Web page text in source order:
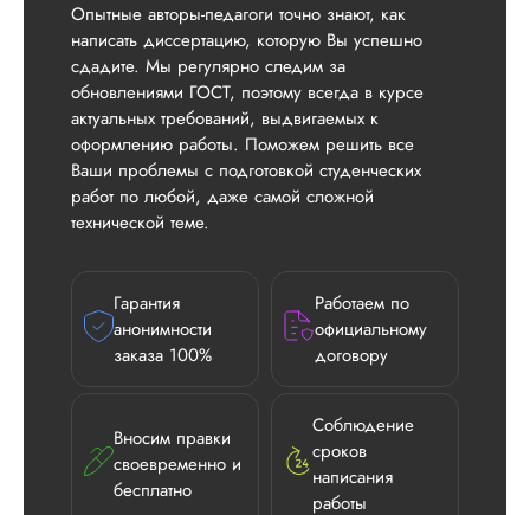
Опытные авторы-педагоги точно знают, как
написать диссертацию, которую Вы успешно
сдадите. Мы регулярно следим за
обновлениями ГОСТ, поэтому всегда в курсе
актуальных требований, выдвигаемых к
оформлению работы. Поможем решить все
Ваши проблемы с подготовкой студенческих
работ по любой, даже самой сложной
технической теме.
Гарантия
анонимности
заказа 100%
Работаем по
официальному
договору
Вносим правки
своевременно и
бесплатно
Соблюдение
сроков
написания
работы